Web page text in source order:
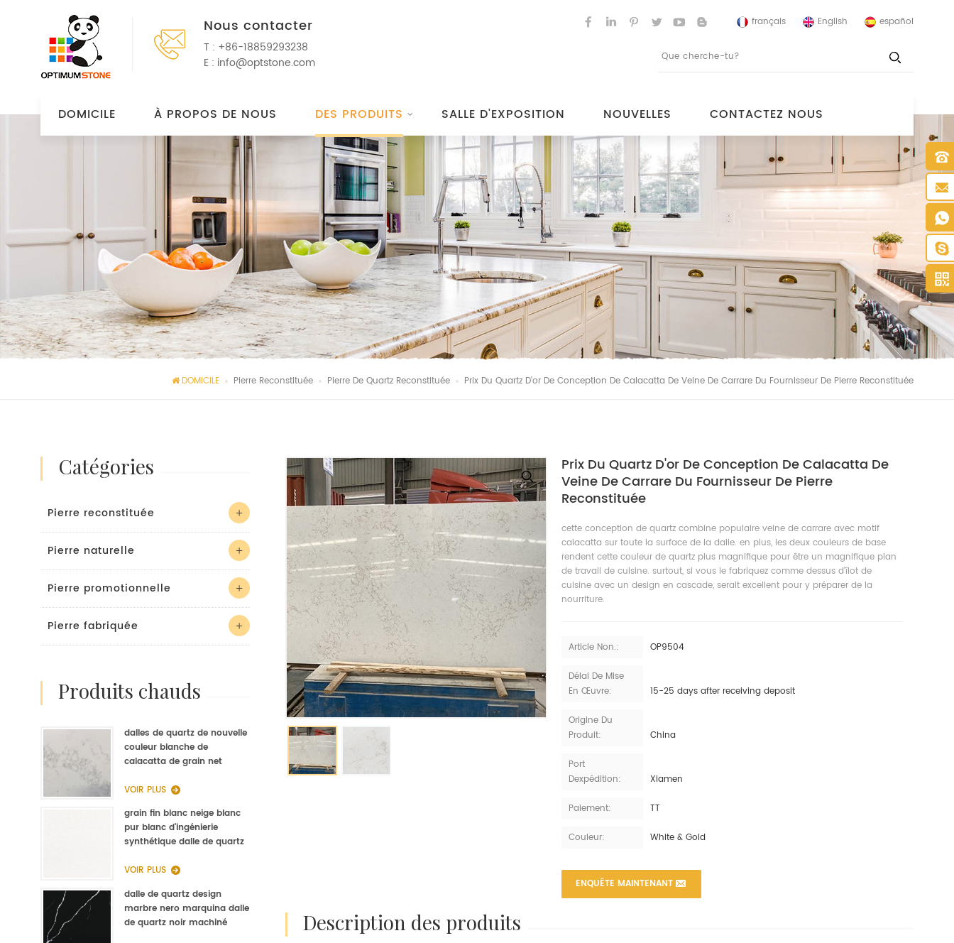
Nous contacter
T : +86-18859293238
E : info@optstone.com
français English español
DOMICILE À PROPOS DE NOUS DES PRODUITS SALLE D'EXPOSITION NOUVELLES CONTACTEZ NOUS
DOMICILE Pierre Reconstituée Pierre De Quartz Reconstituée Prix Du Quartz D'or De Conception De Calacatta De Veine De Carrare Du Fournisseur De Pierre Reconstituée
Prix Du Quartz D'or De Conception De Calacatta De
Veine De Carrare Du Fournisseur De Pierre
Reconstituée
cette conception de quartz combine populaire veine de carrare avec motif
calacatta sur toute la surface de la dalle. en plus, les deux couleurs de base
rendent cette couleur de quartz plus magnifique pour être un magnifique plan
de travail de cuisine. surtout, si vous le fabriquez comme dessus d'îlot de
cuisine avec un design en cascade, serait excellent pour y préparer de la
nourriture.
Article Non.: OP9504
Délai De Mise
En Œuvre:
15-25 days after receiving deposit
Origine Du
Produit:
China
Port
Dexpédition:
Xiamen
Paiement: TT
Couleur: White & Gold
ENQUÊTE MAINTENANT
description des produits
catégories
Pierre reconstituée
Pierre naturelle
Pierre promotionnelle
Pierre fabriquée
produits chauds
dalles de quartz de nouvelle
couleur blanche de
calacatta de grain net
de quartz de cuisine
VOIR PLUS
grain fin blanc neige blanc
pur blanc d'ingénierie
synthétique dalle de quartz
VOIR PLUS
dalle de quartz design
marbre nero marquina dalle
de quartz noir machiné